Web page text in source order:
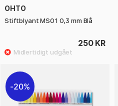
OHTO
Stiftblyant MS01 0,3 mm Blå
250 KR
20%